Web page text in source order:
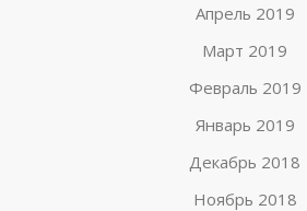
Апрель 2019
Март 2019
Февраль 2019
Январь 2019
Декабрь 2018
Ноябрь 2018